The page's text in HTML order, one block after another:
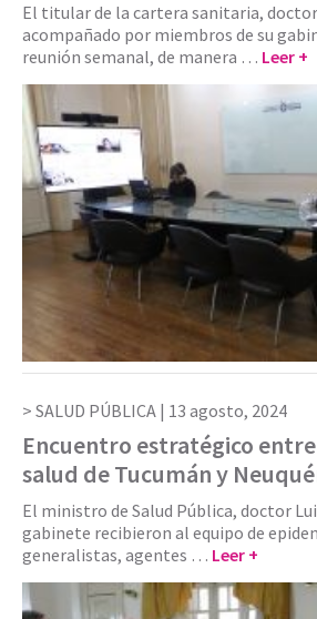
El titular de la cartera sanitaria, doctor
acompañado por miembros de su
reunión semanal, de manera … Leer +
SALUD PÚBLICA | 13 agosto, 2024
Encuentro estratégico
salud de Tucumán y
El ministro de Salud Pública, doctor
gabinete recibieron al equipo de
generalistas, agentes … Leer +